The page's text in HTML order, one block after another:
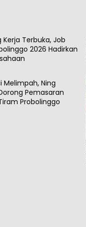
Kerja Terbuka, Job
2026 Hadirkan
Melimpah, Ning
Pemasaran
Probolinggo